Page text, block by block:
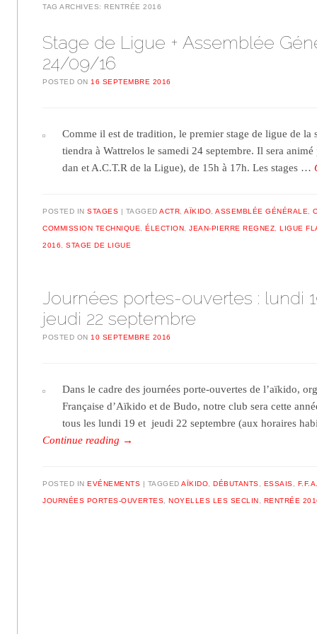
TAG ARCHIVES: RENTRÉE 2016
Stage de Ligue + Assemblée
24/09/16
POSTED ON16 SEPTEMBRE 2016
Comme il est de tradition, le premier stage de ligue de la
tiendra à Wattrelos le samedi 24 septembre. Il sera animé
dan et A.C.T.R de la Ligue), de 15h à 17h. Les stages …
POSTED INSTAGES TAGGEDACTR ,AÏKIDO ,ASSEMBLÉE GÉNÉRALE ,
COMMISSION TECHNIQUE ,ÉLECTION ,JEAN-PIERRE REGNEZ ,LIGUE
2016 ,STAGE DE LIGUE
Journées portes-ouvertes : lundi
jeudi 22 septembre
POSTED ON 10 SEPTEMBRE 2016
Dans le cadre des journées porte-ouvertes de l’aïkido,
Française d’Aïkido et de Budo, notre club sera cette
tous les lundi 19 et jeudi 22 septembre (aux horaires
Continue reading →
POSTED INEVÉNEMENTS TAGGEDAÏKIDO ,DÉBUTANTS ESSAIS
JOURNÉES PORTES-OUVERTES ,NOYELLES LES SECLIN RENTRÉE